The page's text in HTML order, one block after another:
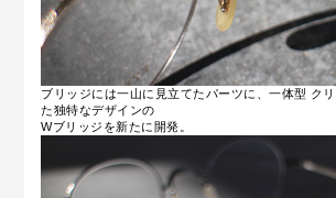
ブリッジには一山に見立てたパーツに、一体型 ク
た独特なデザインの
Wブリッジを新たに開発。